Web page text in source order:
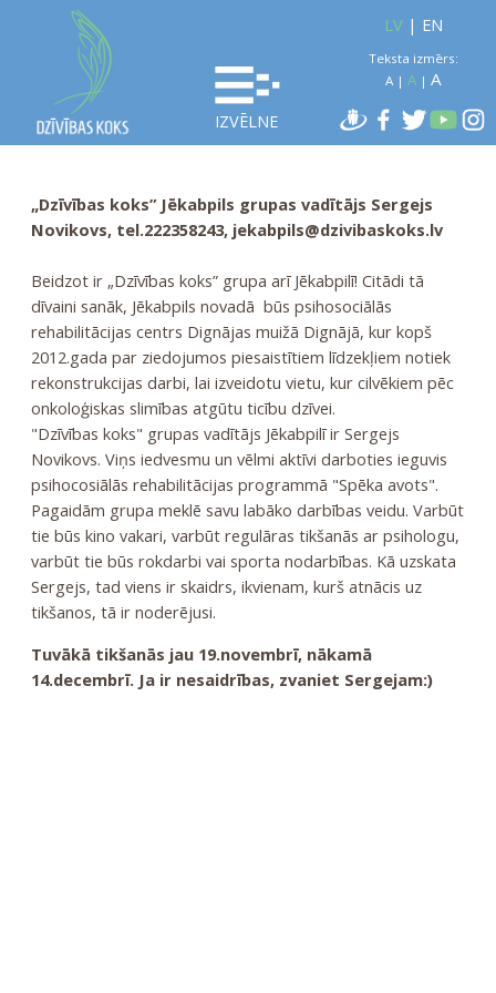
IZVĒLNE
LV| EN
Teksta izmērs:
A| A| A
„Dzīvības koks” Jēkabpils grupas vadītājs Sergejs
Novikovs, tel.222358243, jekabpils@dzivibaskoks.lv
Beidzot ir „Dzīvības koks” grupa arī Jēkabpilī! Citādi tā
dīvaini sanāk, Jēkabpils novadā būs psihosociālās
rehabilitācijas centrs Dignājas muižā Dignājā, kur kopš
2012.gada par ziedojumos piesaistītiem līdzekļiem notiek
rekonstrukcijas darbi, lai izveidotu vietu, kur cilvēkiem pēc
onkoloģiskas slimības atgūtu ticību dzīvei.
"Dzīvības koks" grupas vadītājs Jēkabpilī ir Sergejs
Novikovs. Viņs iedvesmu un vēlmi aktīvi darboties ieguvis
psihocosiālās rehabilitācijas programmā "Spēka avots".
Pagaidām grupa meklē savu labāko darbības veidu. Varbūt
tie būs kino vakari, varbūt regulāras tikšanās ar psihologu,
varbūt tie būs rokdarbi vai sporta nodarbības. Kā uzskata
Sergejs, tad viens ir skaidrs, ikvienam, kurš atnācis uz
tikšanos, tā ir noderējusi.
Tuvākā tikšanās jau 19.novembrī, nākamā
14.decembrī. Ja ir nesaidrības, zvaniet Sergejam:)